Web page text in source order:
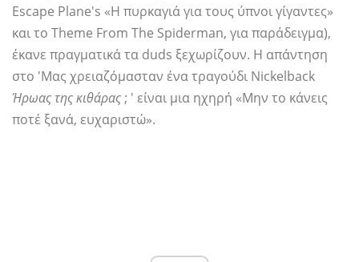
Escape Plane's «Η πυρκαγιά για τους ύπνοι γίγαντες»
και το Theme From The Spiderman, για παράδειγμα),
έκανε πραγματικά τα duds ξεχωρίζουν. Η απάντηση
στο 'Μας χρειαζόμασταν ένα τραγούδι Nickelback
Ήρωας της κιθάρας ; ' είναι μια ηχηρή «Μην το κάνεις
ποτέ ξανά, ευχαριστώ».